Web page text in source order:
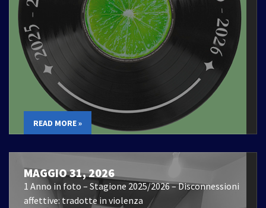
READ MORE »
MAGGIO 31, 2026
1 Anno in foto – Stagione 2025/2026 – Disconnessioni
affettive: tradotte in violenza